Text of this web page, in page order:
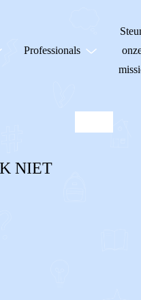
Professionals
NIET